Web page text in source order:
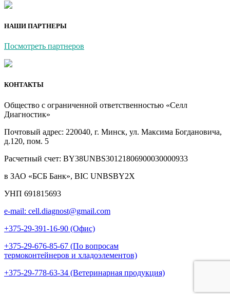
НАШИ ПАРТНЕРЫ
Посмотреть партнеров
КОНТАКТЫ
Общество с ограниченной ответственностью «Селл
Диагностик»
Почтовый адрес: 220040, г. Минск, ул. Максима Богдановича,
д.120, пом. 5
Расчетный счет: BY38UNBS30121806900030000933
в ЗАО «БСБ Банк», BIC UNBSBY2X
УНП 691815693
e-mail: cell.diagnost@gmail.com
+375-29-391-16-90 (Офис)
+375-29-676-85-67 (По вопросам
термоконтейнеров и хладоэлементов)
+375-29-778-63-34 (Ветеринарная продукция)